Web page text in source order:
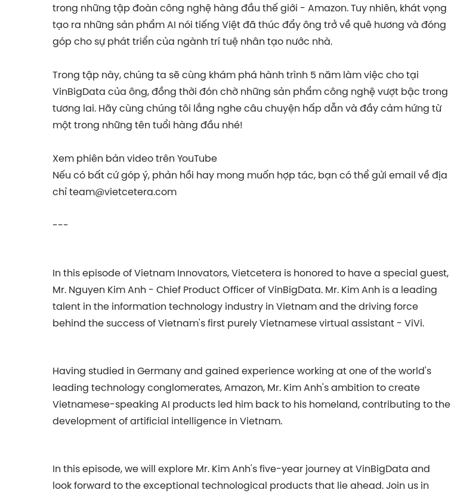
trong những tập đoàn công nghệ hàng đầu thế giới - Amazon. Tuy nhiên, khát vọng
tạo ra những sản phẩm AI nói tiếng Việt đã thúc đẩy ông trở về quê hương và đóng
góp cho sự phát triển của ngành trí tuệ nhân tạo nước nhà.
Trong tập này, chúng ta sẽ cùng khám phá hành trình 5 năm làm việc cho tại
VinBigData của ông, đồng thời đón chờ những sản phẩm công nghệ vượt bậc trong
tương lai. Hãy cùng chúng tôi lắng nghe câu chuyện hấp dẫn và đầy cảm hứng từ
một trong những tên tuổi hàng đầu nhé!
Xem phiên bản video trên YouTube
Nếu có bất cứ góp ý, phản hồi hay mong muốn hợp tác, bạn có thể gửi email về địa
chỉteam@vietcetera.com
---
In this episode of Vietnam Innovators, Vietcetera is honored to have a special guest,
Mr. Nguyen Kim Anh - Chief Product Officer of VinBigData. Mr. Kim Anh is a leading
talent in the information technology industry in Vietnam and the driving force
behind the success of Vietnam's first purely Vietnamese virtual assistant - ViVi.
Having studied in Germany and gained experience working at one of the world's
leading technology conglomerates, Amazon, Mr. Kim Anh's ambition to create
Vietnamese-speaking AI products led him back to his homeland, contributing to the
development of artificial intelligence in Vietnam.
In this episode, we will explore Mr. Kim Anh's five-year journey at VinBigData and
look forward to the exceptional technological products that lie ahead. Join us in